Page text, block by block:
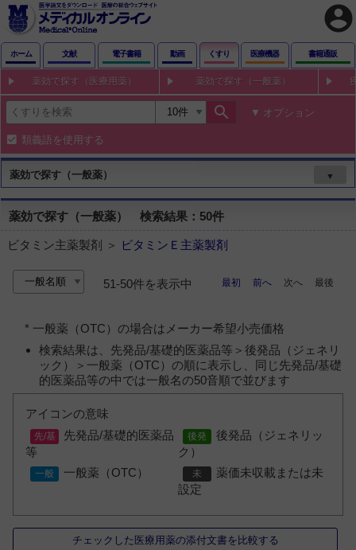
account_circle
ホーム 文献 電子書籍 動画 くすり 医療機器 書籍通販
薬効で探す（医療用薬） 薬効で探す（一般薬）
search オプション
類義語を使用する
薬効で探す（一般薬） ▼
薬効で探す（一般薬） 検索結果：50件
ビタミン主薬製剤 ＞ ビタミンＥ主薬製剤
51-50件を表示中 最初 前へ 次へ 最後
* 一般薬（OTC）の場合はメーカー希望小売価格
検索結果は、先発品/基礎的医薬品等＞後発品（ジェネリ
ック）＞一般薬（OTC）の順に表示し、同じ先発品/基礎
的医薬品等の中では一般名の50音順で並びます
アイコンの意味
先発品/基礎的医薬品
等
後発品（ジェネリッ
ク）
一般薬（OTC）
薬価未収載または未
設定
チェックした医療用薬の添付文書を比較する